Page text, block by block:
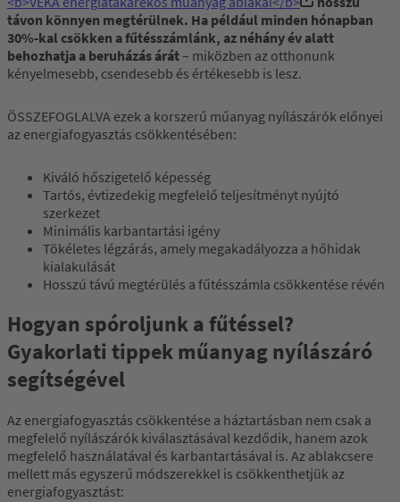
távon könnyen megtérülnek. Ha például minden hónapban
30%-kal csökken a fűtésszámlánk, az néhány év alatt
behozhatja a beruházás árát– miközben az otthonunk
kényelmesebb, csendesebb és értékesebb is lesz.
ÖSSZEFOGLALVA ezek a korszerű műanyag nyílászárók előnyei
az energiafogyasztás csökkentésében:
Kiváló hőszigetelő képesség
Tartós, évtizedekig megfelelő teljesítményt nyújtó
szerkezet
Minimális karbantartási igény
Tökéletes légzárás, amely megakadályozza a hőhidak
kialakulását
Hosszú távú megtérülés a fűtésszámla csökkentése révén
Hogyan spóroljunk a fűtéssel?
Gyakorlati tippek műanyag nyílászáró
segítségével
Az energiafogyasztás csökkentése a háztartásban nem csak a
megfelelő nyílászárók kiválasztásával kezdődik, hanem azok
megfelelő használatával és karbantartásával is. Az ablakcsere
mellett más egyszerű módszerekkel is csökkenthetjük az
energiafogyasztást: